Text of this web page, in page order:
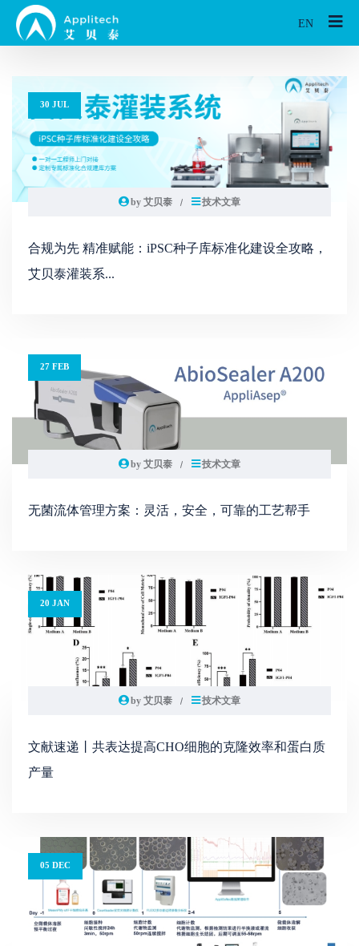
EN
30 JUL
by 艾贝泰 技术文章
合规为先 精准赋能：iPSC种子库标准化建设全攻略，
艾贝泰灌装系...
27 FEB
by 艾贝泰 技术文章
无菌流体管理方案：灵活，安全，可靠的工艺帮手
20 JAN
by 艾贝泰 技术文章
文献速递丨共表达提高CHO细胞的克隆效率和蛋白质
产量
05 DEC